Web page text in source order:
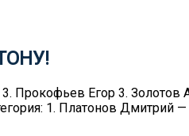
Прокофьев Егор 3. Золотов
1. Платонов